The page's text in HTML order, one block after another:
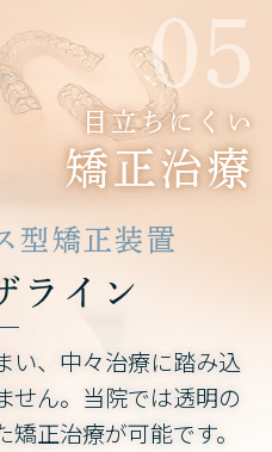
目立ちにくい
矯正治療
型矯正装置
ライン
い、中々治療に踏み込
ん。 当院では透明の
正治療が可能です。